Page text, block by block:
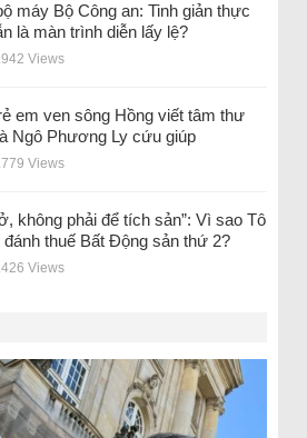
máy Bộ Công an: Tinh giản thực
là màn trình diễn lấy lệ?
Views
em ven sông Hồng viết tâm thư
Ngô Phương Ly cứu giúp
Views
không phải để tích sản”: Vì sao Tô
đánh thuế Bất Động sản thứ 2?
Views